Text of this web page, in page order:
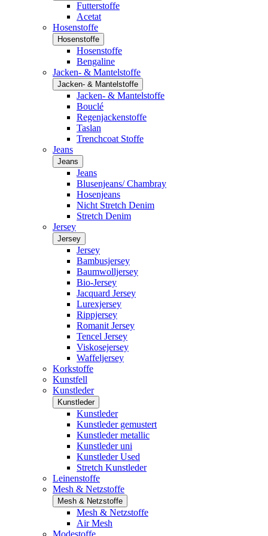
Futterstoffe
Acetat
Hosenstoffe
Hosenstoffe
Hosenstoffe
Bengaline
Jacken- & Mantelstoffe
Jacken- & Mantelstoffe
Jacken- & Mantelstoffe
Bouclé
Regenjackenstoffe
Taslan
Trenchcoat Stoffe
Jeans
Jeans
Jeans
Blusenjeans/ Chambray
Hosenjeans
Nicht Stretch Denim
Stretch Denim
Jersey
Jersey
Jersey
Bambusjersey
Baumwolljersey
Bio-Jersey
Jacquard Jersey
Lurexjersey
Rippjersey
Romanit Jersey
Tencel Jersey
Viskosejersey
Waffeljersey
Korkstoffe
Kunstfell
Kunstleder
Kunstleder
Kunstleder
Kunstleder gemustert
Kunstleder metallic
Kunstleder uni
Kunstleder Used
Stretch Kunstleder
Leinenstoffe
Mesh & Netzstoffe
Mesh & Netzstoffe
Mesh & Netzstoffe
Air Mesh
Modestoffe